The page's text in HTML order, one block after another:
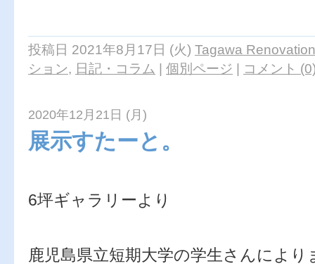
投稿日 2021年8月17日 (火) Tagawa
ション, 日記・コラム | 個別ページ | コメント
2020年12月21日 (月)
展示すたーと。
6坪ギャラリーより
鹿児島県立短期大学の学生さんにより